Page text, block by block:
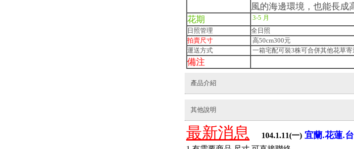
風的海邊環境，也能長成
花期
3-5 月
日照管理
全日照
拍賣尺寸
高50cm300元
運送方式
一箱宅配可裝3株可合併其他花草
備注
產品介紹
其他說明
最新消息 104.1.11(一) 宜蘭.花蓮.